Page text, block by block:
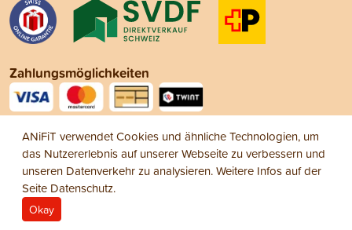
Zahlungsmöglichkeiten
Social Media
ANiFiT verwendet Cookies und ähnliche Technologien, um
das Nutzererlebnis auf unserer Webseite zu verbessern und
unseren Datenverkehr zu analysieren. Weitere Infos auf der
Seite Datenschutz.
Okay